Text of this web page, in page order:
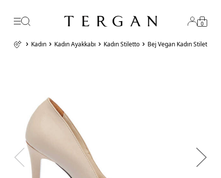
0
Kadın Kadın Ayakkabı Kadın Stiletto Bej Vegan Kadın Stiletto -